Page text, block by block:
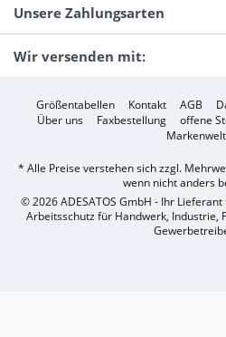
Unsere Zahlungsarten
Wir versenden mit:
Größentabellen Kontakt AGB
Über uns
Faxbestellung offene
* Alle Preise verstehen sich zzgl.
wenn nicht anders
© 2026 ADESATOS GmbH - Ihr
Arbeitsschutz für Handwerk, Industrie,